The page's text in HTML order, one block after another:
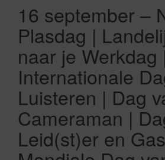
16 september –
Plasdag |
naar je Werkdag
Internationale
Luisteren | Dag
Cameraman |
Leid(st)er en